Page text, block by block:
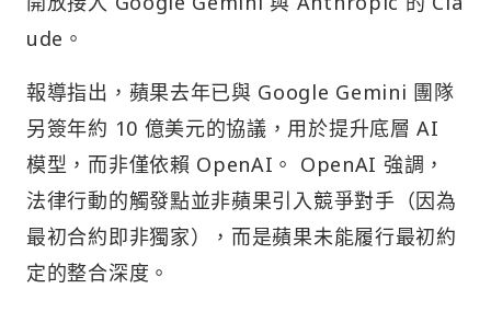
ude。
報導指出，蘋果去年已與 Google Gemini 團隊
另簽年約 10 億美元的協議，用於提升底層 AI
模型，而非僅依賴 OpenAI。 OpenAI 強調，
法律行動的觸發點並非蘋果引入競爭對手（因為
最初合約即非獨家），而是蘋果未能履行最初約
定的整合深度。